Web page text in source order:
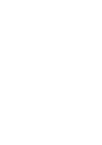
Caucaia
Mares
América
0 Atlético
Floresta
América
Juventus